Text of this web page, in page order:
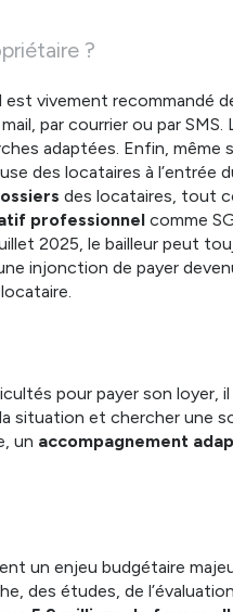
?
est vivement recommandé
par courrier ou par
adaptées. Enfin,
des locataires à
des locataires, tout
professionnel comme
2025, le bailleur peut
injonction de payer
pour payer son loyer,
la situation et chercher
un accompagnement
un enjeu budgétaire
des études, de